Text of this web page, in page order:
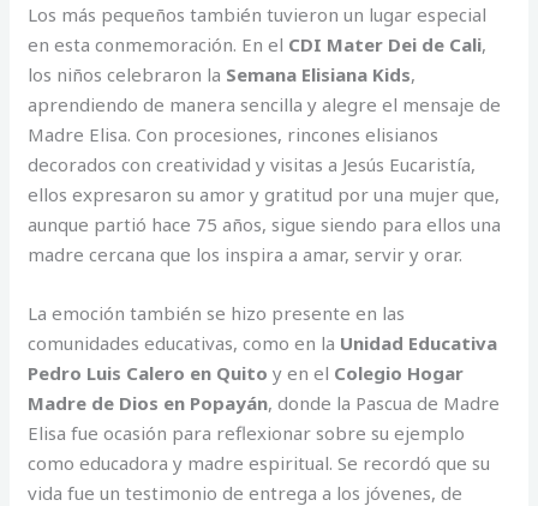
Los más pequeños también tuvieron un lugar especial
en esta conmemoración. En el CDI Mater Dei de Cali,
los niños celebraron la Semana Elisiana Kids,
aprendiendo de manera sencilla y alegre el mensaje de
Madre Elisa. Con procesiones, rincones elisianos
decorados con creatividad y visitas a Jesús Eucaristía,
ellos expresaron su amor y gratitud por una mujer que,
aunque partió hace 75 años, sigue siendo para ellos una
madre cercana que los inspira a amar, servir y orar.
La emoción también se hizo presente en las
comunidades educativas, como en la Unidad Educativa
Pedro Luis Calero en Quito y en el Colegio Hogar
Madre de Dios en Popayán, donde la Pascua de Madre
Elisa fue ocasión para reflexionar sobre su ejemplo
como educadora y madre espiritual. Se recordó que su
vida fue un testimonio de entrega a los jóvenes, de